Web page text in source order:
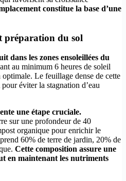
constitue la base d’une
préparation du sol
dans les zones ensoleillées du
au minimum 6 heures de soleil
Le feuillage dense de cette
éviter la stagnation d’eau
une étape cruciale.
sur une profondeur de 40
organique pour enrichir le
60% de terre de jardin, 20% de
Cette composition assure une
en maintenant les nutriments